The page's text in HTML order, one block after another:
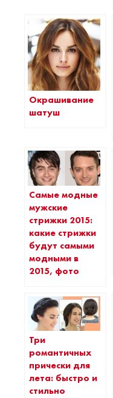
Окрашивание
шатуш
Самые модные
мужские
стрижки 2015:
какие стрижки
будут самыми
модными в
2015, фото
Три
романтичных
прически для
лета: быстро и
стильно